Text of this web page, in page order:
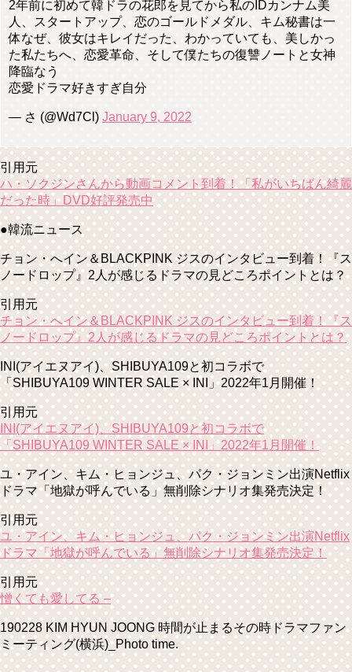
2年前に初めて韓ドラの花郎を見てから私のIDカンナム美
人、スタートアップ、恋のゴールドメダル、キム秘書は一
体なぜ、彼女はキレイだった、わかっていても、美しかっ
た私たちへ、恋愛革命、そして僕たちの復讐ノートと女神
降臨なう
恋愛ドラマ好きすぎ自分
— さ (@Wd7Cl) January 9, 2022
引用元
ハ・ソクジンさんから動画コメント到着！「私がいちばん綺麗
だった時」DVD好評発売中
●韓流ニュース
チョン・へイン＆BLACKPINK ジスのインタビュー到着！『ス
ノードロップ』2人が感じるドラマの見どころポイントとは？
引用元
チョン・へイン＆BLACKPINK ジスのインタビュー到着！『ス
ノードロップ』2人が感じるドラマの見どころポイントとは？
INI(アイエヌアイ)、SHIBUYA109と初コラボで
「SHIBUYA109 WINTER SALE × INI」2022年1月開催！
引用元
INI(アイエヌアイ)、SHIBUYA109と初コラボで
「SHIBUYA109 WINTER SALE × INI」2022年1月開催！
ユ・アイン、キム・ヒョンジュ、パク・ジョンミン出演Netflix
ドラマ「地獄が呼んでいる」無削除シナリオ集発売決定！
引用元
ユ・アイン、キム・ヒョンジュ、パク・ジョンミン出演Netflix
ドラマ「地獄が呼んでいる」無削除シナリオ集発売決定！
引用元
憎くても愛してる –
190228 KIM HYUN JOONG 時間が止まるその時ドラマファン
ミーティング(横浜)_Photo time.